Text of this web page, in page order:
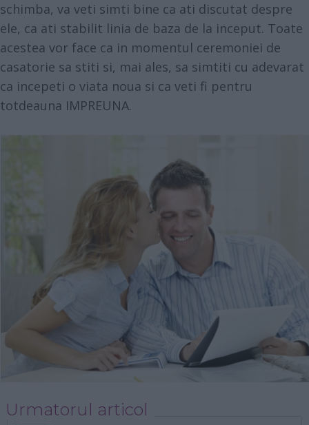
schimba, va veti simti bine ca ati discutat despre
ele, ca ati stabilit linia de baza de la inceput. Toate
acestea vor face ca in momentul ceremoniei de
casatorie sa stiti si, mai ales, sa simtiti cu adevarat
ca incepeti o viata noua si ca veti fi pentru
totdeauna IMPREUNA.
Urmatorul articol